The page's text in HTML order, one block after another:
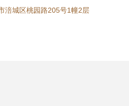
涪城区桃园路205号1幢2层